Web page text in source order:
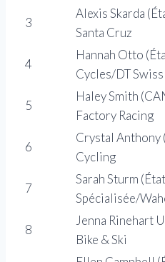
3
Alexis Skarda
Santa Cruz
4
Hannah Otto
Cycles/DT Swiss
5
Haley Smith
Factory Racing
6
Crystal Anthony
Cycling
7
Sarah Sturm
Spécialisée/
8
Jenna Rinehart
Bike & Ski